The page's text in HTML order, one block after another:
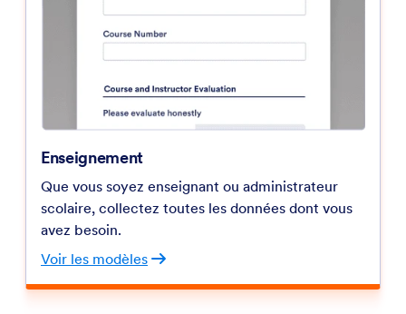
Enseignement
Que vous soyez enseignant ou administrateur
scolaire, collectez toutes les données dont vous
avez besoin.
Voir les modèles